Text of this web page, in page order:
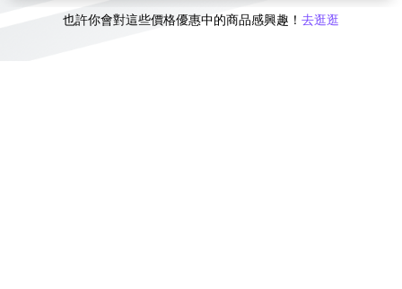
也許你會對這些價格優惠中的商品感興趣！ 去逛逛